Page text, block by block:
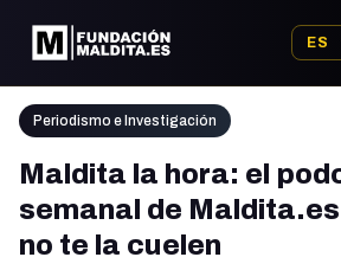
Periodismo e Investigación
Maldita la hora: el
semanal de
no te la cuelen